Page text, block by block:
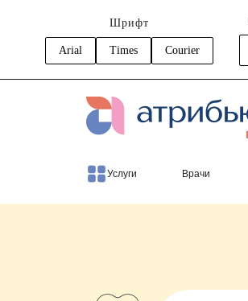
Шрифт
Arial Times Courier
Услуги Врачи
Главная